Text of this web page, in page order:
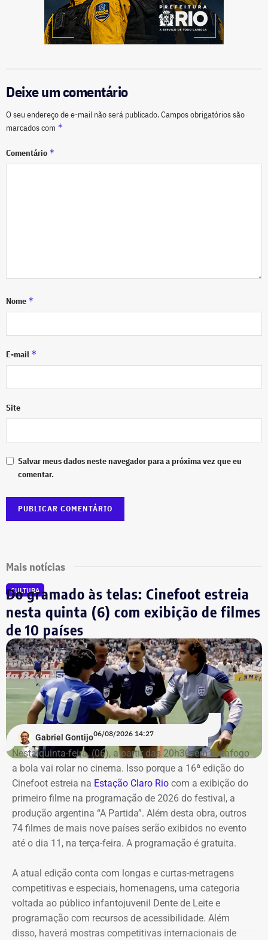
Deixe um comentário
O seu endereço de e-mail não será publicado.Campos obrigatórios são
marcados com *
Comentário *
Nome *
E-mail *
Site
Salvar meus dados neste navegador para a próxima vez que eu
comentar.
Mais notícias
CULTURA
Do gramado às telas: Cinefoot estreia
nesta quinta (6) com exibição de filmes
de 10 países
Gabriel Gontijo06/08/2026 14:27
Nesta quinta-feira, (06), a partir das 20h30, em Botafogo
a bola vai rolar no cinema. Isso porque a 16ª edição do
Cinefoot estreia na Estação Claro Rio com a exibição do
primeiro filme na programação de 2026 do festival, a
produção argentina “A Partida”. Além desta obra, outros
74 filmes de mais nove países serão exibidos no evento
até o dia 11, na terça-feira. A programação é gratuita.
A atual edição conta com longas e curtas-metragens
competitivas e especiais, homenagens, uma categoria
voltada ao público infantojuvenil Dente de Leite e
programação com recursos de acessibilidade. Além
disso, haverá mostras competitivas internacionais de